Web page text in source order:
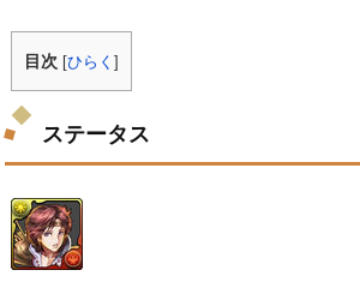
目次 [ひらく]
ステータス